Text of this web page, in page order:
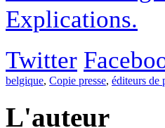
Explications.
Twitter
belgique, Copie presse, éditeurs de
L'auteur